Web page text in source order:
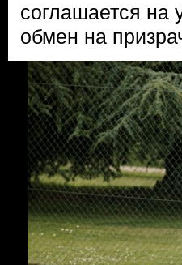
соглашается на
обмен на